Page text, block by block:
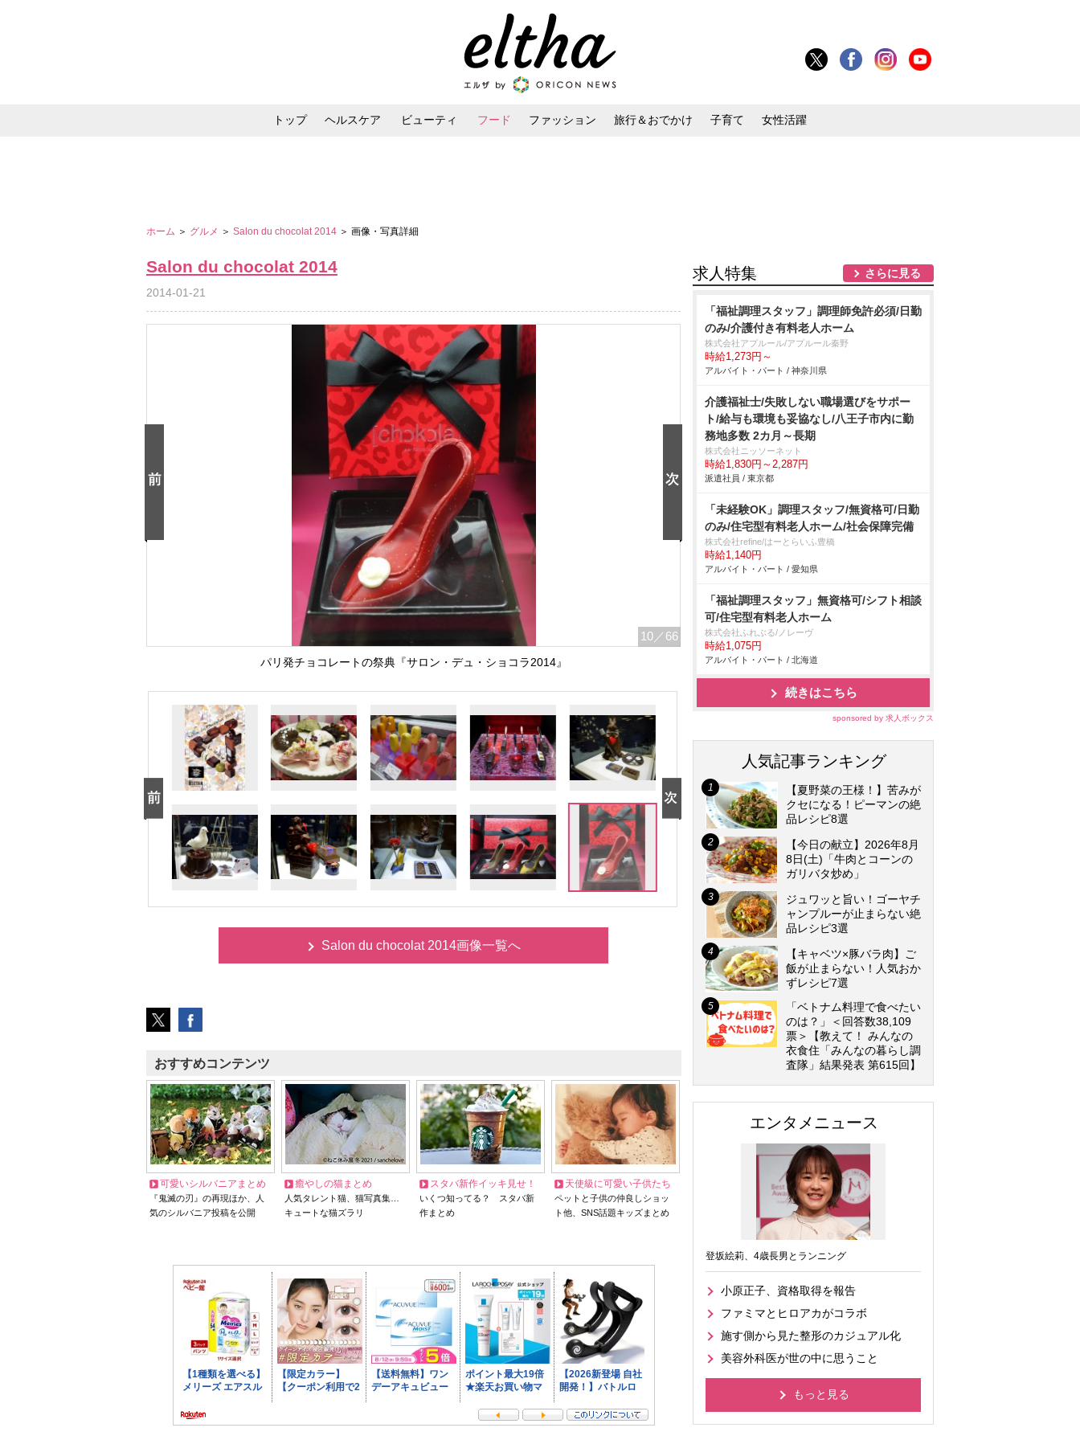
トップ ヘルスケア ビューティ フード ファッション 旅行＆おでかけ 子育て 女性活躍
ホーム ＞ グルメ ＞ Salon du chocolat 2014 ＞ 画像・写真詳細
Salon du chocolat 2014
2014-01-21
10 ／66
パリ発チョコレートの祭典『サロン・デュ・ショコラ2014』
Salon du chocolat 2014画像一覧へ
おすすめコンテンツ
可愛いシルバニアまとめ
『鬼滅の刃』の再現ほか、人
気のシルバニア投稿を公開
癒やしの猫まとめ
人気タレント猫、猫写真集…
キュートな猫ズラリ
スタバ新作イッキ見せ！
いくつ知ってる？ スタバ新
作まとめ
天使級に可愛い子供たち
ペットと子供の仲良しショッ
ト他、SNS話題キッズまとめ
求人特集 さらに見る
「福祉調理スタッフ」調理師免許必須/日勤
のみ/介護付き有料老人ホーム
株式会社アプルール/アプルール秦野
時給1,273円～
アルバイト・パート / 神奈川県
介護福祉士/失敗しない職場選びをサポー
ト/給与も環境も妥協なし/八王子市内に勤
務地多数 2カ月～長期
株式会社ニッソーネット
時給1,830円～2,287円
派遣社員 / 東京都
「未経験OK」調理スタッフ/無資格可/日勤
のみ/住宅型有料老人ホーム/社会保障完備
株式会社refine/はーとらいふ豊橋
時給1,140円
アルバイト・パート / 愛知県
「福祉調理スタッフ」無資格可/シフト相談
可/住宅型有料老人ホーム
株式会社ふれぶる/ノレーヴ
時給1,075円
アルバイト・パート / 北海道
続きはこちら
sponsored by 求人ボックス
人気記事ランキング
【夏野菜の王様！】苦みが
クセになる！ピーマンの絶
品レシピ8選
【今日の献立】2026年8月
8日(土)「牛肉とコーンの
ガリバタ炒め」
ジュワッと旨い！ゴーヤチ
ャンプルーが止まらない絶
品レシピ3選
【キャベツ×豚バラ肉】ご
飯が止まらない！人気おか
ずレシピ7選
「ベトナム料理で食べたい
のは？」＜回答数38,109
票＞【教えて！ みんなの
衣食住「みんなの暮らし調
査隊」結果発表 第615回】
エンタメニュース
登坂絵莉、4歳長男とランニング
小原正子、資格取得を報告
ファミマとヒロアカがコラボ
施す側から見た整形のカジュアル化
美容外科医が世の中に思うこと
もっと見る